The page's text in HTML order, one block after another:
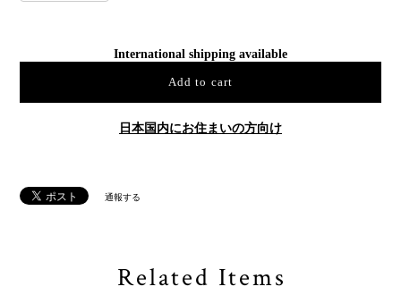
International shipping available
Add to cart
日本国内にお住まいの方向け
通報する
Related Items